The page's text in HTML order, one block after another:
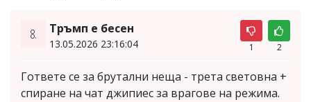
8. Тръмп е бесен
13.05.2026 23:16:04 1 2
Гответе се за брутални неща - трета световна +
спиране на чат джипиес за врагове на режима.